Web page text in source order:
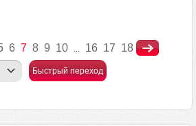
6 7 8 9 10 ... 16 17 18
Быстрый переход